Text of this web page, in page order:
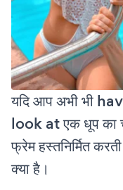
यदि आप अभी भी
look at एक धूप का
फ्रेम हस्तनिर्मित
क्या है।